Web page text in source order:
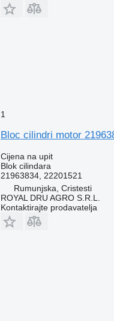
1
Bloc cilindri motor
Cijena na upit
Blok cilindara
21963834, 22201521
Rumunjska, Cristesti
ROYAL DRU AGRO S.R.L.
Kontaktirajte prodavatelja